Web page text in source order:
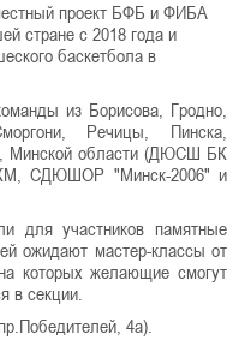
проект БФБ и ФИБА
стране с 2018 года и
баскетбола в
из Борисова, Гродно,
Речицы, Пинска,
Минской области (ДЮСШ БК
СДЮШОР "Минск-2006" и
для участников памятные
ожидают мастер-классы от
которых желающие смогут
в секции.
4а).